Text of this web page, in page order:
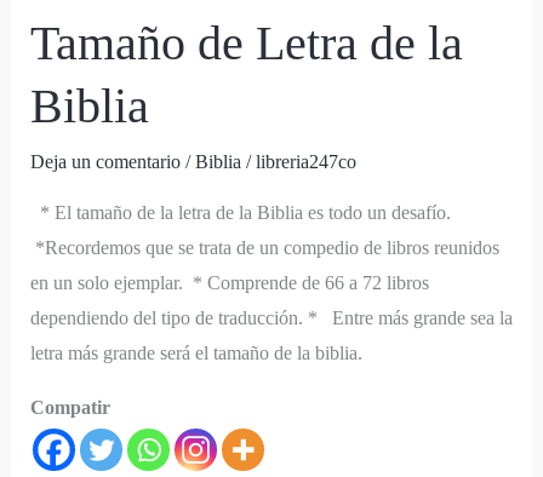
Tamaño de Letra de la
Biblia
Deja un comentario /Biblia /libreria247co
* El tamaño de la letra de la Biblia es todo un desafío.
*Recordemos que se trata de un compedio de libros reunidos
en un solo ejemplar. * Comprende de 66 a 72 libros
dependiendo del tipo de traducción. * Entre más grande sea la
letra más grande será el tamaño de la biblia.
Compatir